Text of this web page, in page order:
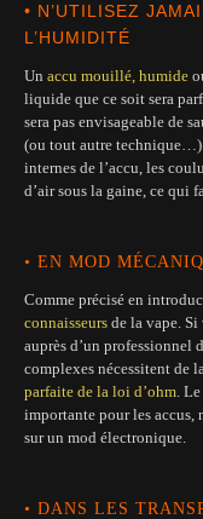
• N’UTILISEZ
L’HUMIDITÉ
Un accu mouillé, humide
liquide que ce soit sera
sera pas envisageable de
(ou tout autre technique…)
internes de l’accu, les
d’air sous la gaine, ce qui
• EN MOD
Comme précisé en
connaisseurs de la vape.
auprès d’un professionnel
complexes nécessitent de
parfaite de la loi d’ohm.
importante pour les accus,
sur un mod électronique.
• DANS LES